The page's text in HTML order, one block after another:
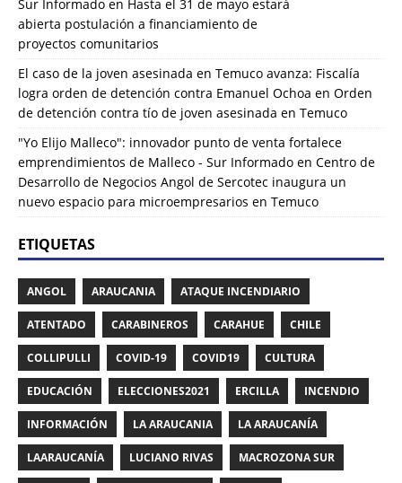
Sur Informado en Hasta el 31 de mayo estará
abierta postulación a financiamiento de
proyectos comunitarios
El caso de la joven asesinada en Temuco avanza: Fiscalía
logra orden de detención contra Emanuel Ochoa en Orden
de detención contra tío de joven asesinada en Temuco
"Yo Elijo Malleco": innovador punto de venta fortalece
emprendimientos de Malleco - Sur Informado en Centro de
Desarrollo de Negocios Angol de Sercotec inaugura un
nuevo espacio para microempresarios en Temuco
ETIQUETAS
ANGOL ARAUCANIA ATAQUE INCENDIARIO
ATENTADO CARABINEROS CARAHUE CHILE
COLLIPULLI COVID-19 COVID19 CULTURA
EDUCACIÓN ELECCIONES2021 ERCILLA INCENDIO
INFORMACIÓN LA ARAUCANIA LA ARAUCANÍA
LAARAUCANÍA LUCIANO RIVAS MACROZONA SUR